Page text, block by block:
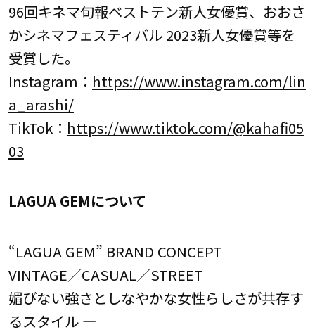
96回キネマ旬報ベストテン新人女優賞、おおさ
かシネマフェスティバル 2023新人女優賞等を
受賞した。
Instagram： https://www.instagram.com/lin
a_arashi/
TikTok： https://www.tiktok.com/@kahafi05
03
LAGUA GEMについて
“LAGUA GEM” BRAND CONCEPT
VINTAGE／CASUAL／STREET
媚びない強さとしなやかな女性らしさが共存す
るスタイル ―